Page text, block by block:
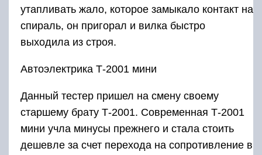
утапливать жало, которое замыкало контакт на
спираль, он пригорал и вилка быстро
выходила из строя.
Автоэлектрика Т-2001 мини
Данный тестер пришел на смену своему
старшему брату Т-2001. Современная Т-2001
мини учла минусы прежнего и стала стоить
дешевле за счет перехода на сопротивление в